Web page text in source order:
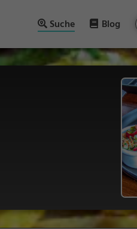
Suche Blog